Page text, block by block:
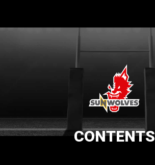
CONTENTS